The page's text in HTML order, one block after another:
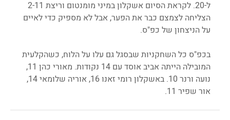
הצליחה לצמצם כבר את הפער, אבל לא מספיק כדי לאיים
על הניצחון של כפ"ס.
בכפ"ס כל השחקניות שבסגל גם עלו על הלוח, כשהקלעית
המובילה הייתה אביב אוסד עם 14 נקודות. מאורי כהן 11,
נועה ורנר 10. באשקלון רומי זאנו 16, אוריה שלומאי 14,
אור שפיר 11.